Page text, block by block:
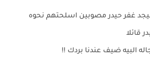
غفر حيدر مصوبين اسلحتهم نحوه
قائلا
البيه ضيف عندنا بردك !!